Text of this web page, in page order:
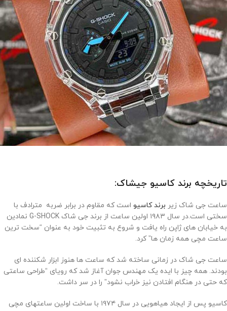
تاریخچه برند کاسیو جیشاک:
ساعت جی شاک زیر برند کاسیو است که مقاوم در برابر ضربه مترادف با
سختی است.در سال ۱۹۸۳ اولین ساعت از برند جی شاک G-SHOCK نمادین
به خیابان های ژاپن راه یافت و شروع به تثبیت خود به عنوان “سخت ترین
ساعت مچی همه زمان ها” کرد.
ساعت جی شاک در زمانی ساخته شد که ساعت ها هنوز ابزار شکننده ای
بودند. همه چیز با ایده یک مهندس جوان آغاز شد که رویای “طراحی ساعتی
که حتی در هنگام افتادن نیز خراب نشود” را در سر داشت.
کاسیو پس از ایجاد هیاهویی در سال ۱۹۷۴ با ساخت اولین ساعتهای مچی